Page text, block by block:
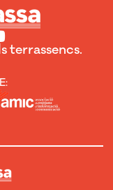
terrassencs.